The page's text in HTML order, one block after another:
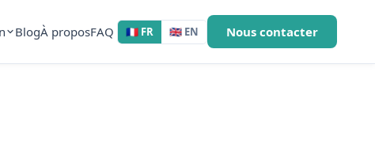
BlogÀ proposFAQ 🇫🇷 FR 🇬🇧 EN Nous contacter
pour